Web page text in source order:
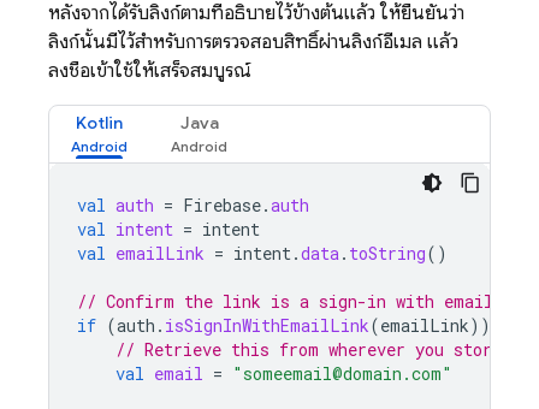
หลังจากได้รับลิงก์ตามที่อธิบายไว้ข้างต้นแล้ว ให้ยืนยันว่า
ลิงก์นั้นมีไว้สำหรับการตรวจสอบสิทธิ์ผ่านลิงก์อีเมล แล้ว
ลงชื่อเข้าใช้ให้เสร็จสมบูรณ์
Kotlin Java
val auth = Firebase.auth
val intent = intent
val emailLink = intent.data. toString()
// Confirm the link is a sign-in with email
if (auth . isSignInWithEmailLink(emailLink))
// Retrieve this from wherever you stored it
val email = "someemail@domain.com"